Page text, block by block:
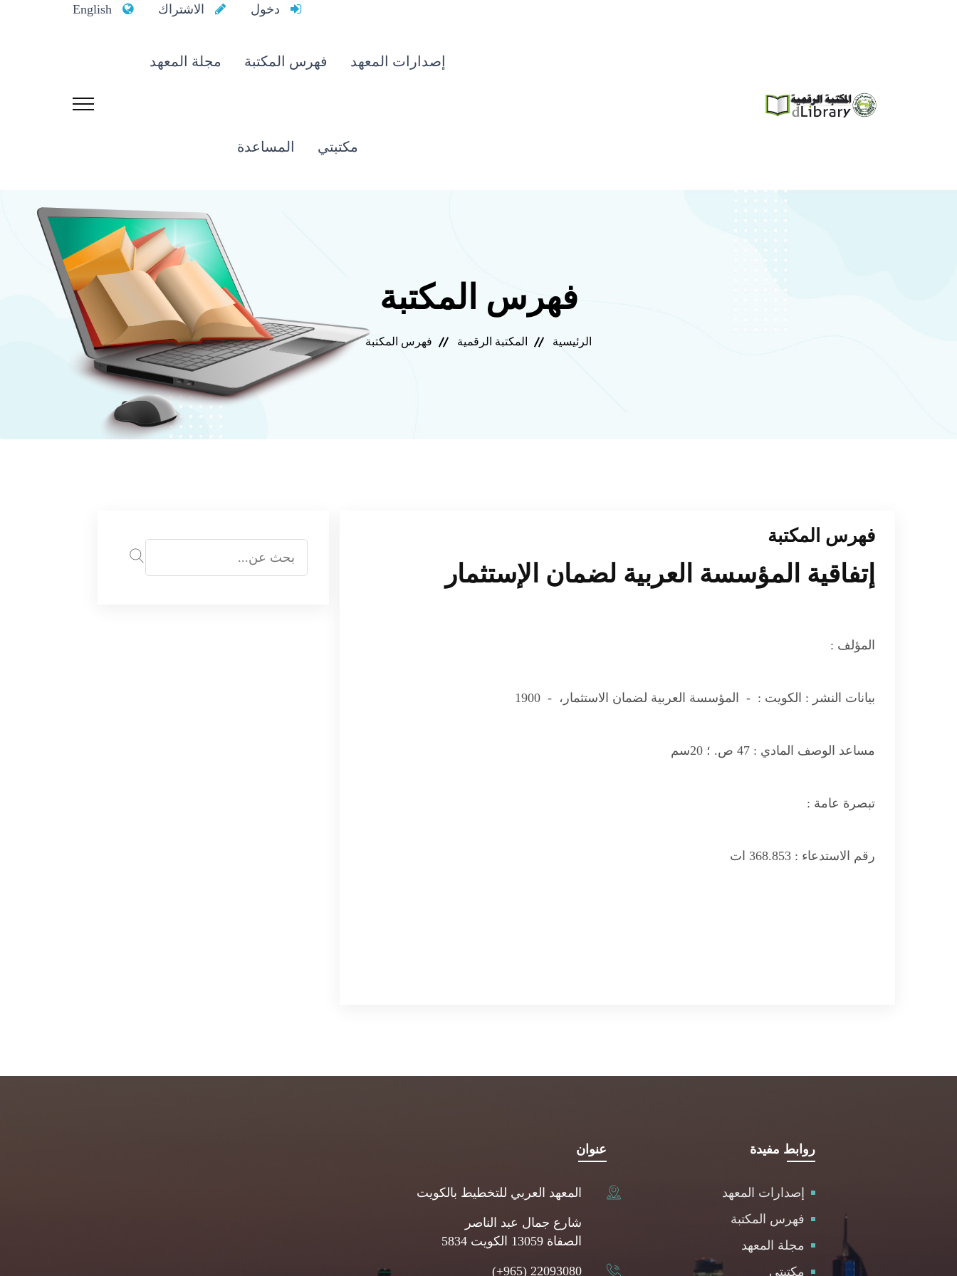
دخول الاشتراك English
إصدارات المعهد فهرس المكتبة مجلة المعهد
مكتبتي المساعدة
فهرس المكتبة
الرئيسية المكتبة الرقمية فهرس المكتبة
فهرس المكتبة
إتفاقية المؤسسة العربية لضمان الإستثمار
المؤلف :
بيانات النشر : الكويت : - المؤسسة العربية لضمان الاستثمار، - 1900
مساعد الوصف المادي :47 ص. ؛ 20سم
تبصرة عامة :
رقم الاستدعاء :368.853 ات
عنوان
المعهد العربي للتخطيط بالكويت
شارع جمال عبد الناصر
5834 الصفاة 13059 الكويت
(+965) 22093080
روابط مفيدة
إصدارات المعهد
فهرس المكتبة
مجلة المعهد
مكتبتي